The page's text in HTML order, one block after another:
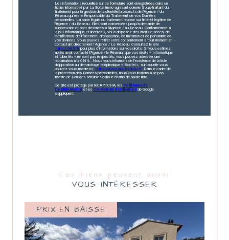
Les informations recueillies sur ce formulaire sont enregistrées dans un
fichier informatisé par La Boite Immo agissant comme Sous-traitant du
traitement pour la gestion de la clientèle/prospects de l'Agence / du
Réseau qui reste Responsable du Traitement de vos Données
personnelles. La base légale du traitement repose sur l'intérêt légitime de
l'Agence / du Réseau. Elles sont conservées jusqu'à demande de
suppression et sont destinées à l'Agence / au Réseau. Conformément à
la loi « informatique et libertés », vous disposez des droits d’accès, de
rectification, d’effacement, d’opposition, de limitation et de portabilité de
vos données. Vous pouvez retirer votre consentement à tout moment en
contactant directement l’Agence / Le Réseau. Consultez le site
https://cnil.fr/fr pour plus d’informations sur vos droits. Si vous estimez,
après avoir contacté l'Agence / le Réseau, que vos droits « Informatique
et Libertés » ne sont pas respectés, vous pouvez adresser une
réclamation à la CNIL. Nous vous informons de l’existence de la liste
d'opposition au démarchage téléphonique « Bloctel », sur laquelle vous
pouvez vous inscrire ici :https://www.bloctel.gouv.fr . Dans le cadre de
la protection des Données personnelles, nous vous invitons à ne pas
inscrire de Données sensibles dans le champ de saisie libre.
Ce site est protégé par reCAPTCHA, les Politiques de
Confidentialité et es Conditions d'utilisation de Google
s'appliquent.
Ces biens peuvent aussi
VOUS INTÉRESSER
PRIX EN BAISSE